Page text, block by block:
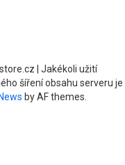
| Jakékoli užití
šíření obsahu serveru je
by AF themes.